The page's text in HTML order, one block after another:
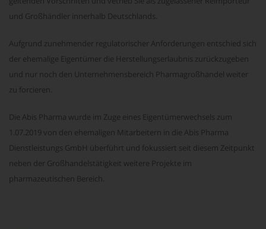
und Großhändler innerhalb Deutschlands.
Aufgrund zunehmender regulatorischer Anforderungen entschied sich
der ehemalige Eigentümer die Herstellungserlaubnis zurückzugeben
und nur noch den Unternehmensbereich Pharmagroßhandel weiter
zu forcieren.
Die Abis Pharma wurde im Zuge eines Eigentümerwechsels zum
1.07.2019 von den ehemaligen Mitarbeitern in die Abis Pharma
Dienstleistungs GmbH überführt und fokussiert seit diesem Zeitpunkt
neben der Großhandelstätigkeit weitere Projekte im
pharmazeutischen Bereich.